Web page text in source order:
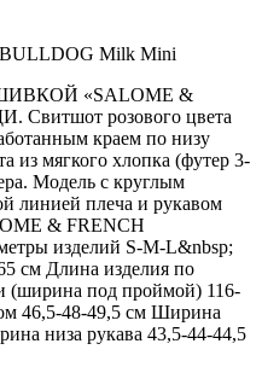
Milk Mini
«SALOME &
Свитшот розового цвета
краем по низу
из мягкого хлопка (футер 3-
Модель с круглым
линией плеча и рукавом
& FRENCH
изделий S-M-L&nbsp;
см Длина изделия по
(ширина под проймой) 116-
46,5-48-49,5 см Ширина
низа рукава 43,5-44-44,5